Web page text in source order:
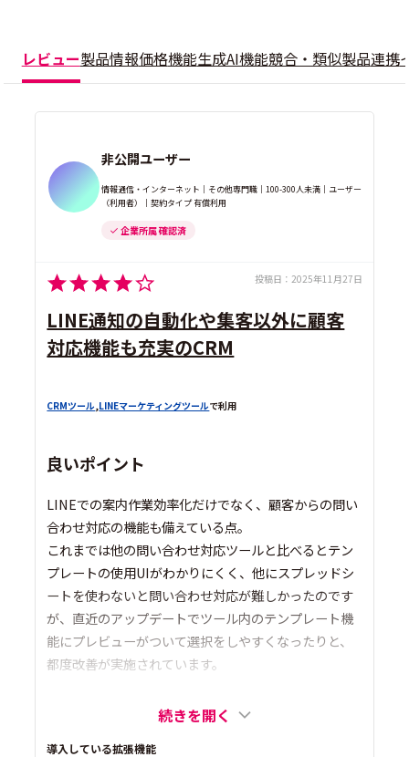
レビュー製品情報価格機能生成AI機能競合・類似製品連携
非公開ユーザー
情報通信・インターネット｜その他専門職｜100-300人未満｜ユーザー
（利用者）｜契約タイプ 有償利用
企業所属 確認済
投稿日： 2025年11月27日
LINE通知の自動化や集客以外に顧客
対応機能も充実のCRM
CRMツール ,LINEマーケティングツールで利用
良いポイント
LINEでの案内作業効率化だけでなく、顧客からの問い
合わせ対応の機能も備えている点。
これまでは他の問い合わせ対応ツールと比べるとテン
プレートの使用UIがわかりにくく、他にスプレッドシ
ートを使わないと問い合わせ対応が難しかったのです
が、直近のアップデートでツール内のテンプレート機
能にプレビューがついて選択をしやすくなったりと、
都度改善が実施されています。
続きを開く
導入している拡張機能